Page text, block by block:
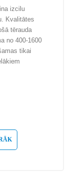
izcilu
Kvalitātes
tērauda
no 400-1600
tikai